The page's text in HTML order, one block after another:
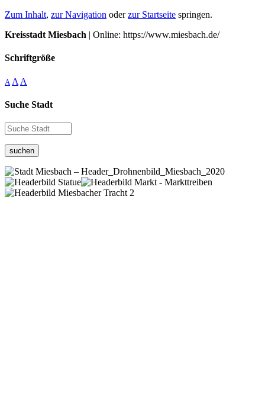
Zum Inhalt, zur Navigation oderzur Startseite springen.
Kreisstadt Miesbach | Online: https://www.miesbach.de/
Schriftgröße
A A A
Suche Stadt
suchen